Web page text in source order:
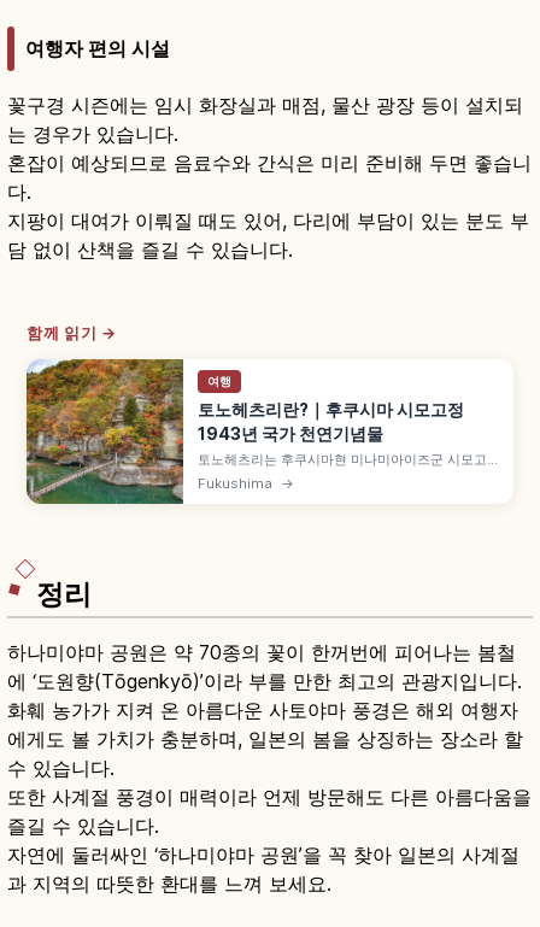
여행자 편의 시설
꽃구경 시즌에는 임시 화장실과 매점, 물산 광장 등이 설치되
는 경우가 있습니다.
혼잡이 예상되므로 음료수와 간식은 미리 준비해 두면 좋습니
다.
지팡이 대여가 이뤄질 때도 있어, 다리에 부담이 있는 분도 부
담 없이 산책을 즐길 수 있습니다.
함께 읽기 →
여행
토노헤츠리란?｜후쿠시마 시모고정
1943년 국가 천연기념물
토노헤츠리는 후쿠시마현 미나미아이즈군 시모고
정의 협곡 경승지로, 1943년(쇼와 18년) 국가 천연
Fukushima →
정리
하나미야마 공원은 약 70종의 꽃이 한꺼번에 피어나는 봄철
에 ‘도원향(Tōgenkyō)’이라 부를 만한 최고의 관광지입니다.
화훼 농가가 지켜 온 아름다운 사토야마 풍경은 해외 여행자
에게도 볼 가치가 충분하며, 일본의 봄을 상징하는 장소라 할
수 있습니다.
또한 사계절 풍경이 매력이라 언제 방문해도 다른 아름다움을
즐길 수 있습니다.
자연에 둘러싸인 ‘하나미야마 공원’을 꼭 찾아 일본의 사계절
과 지역의 따뜻한 환대를 느껴 보세요.